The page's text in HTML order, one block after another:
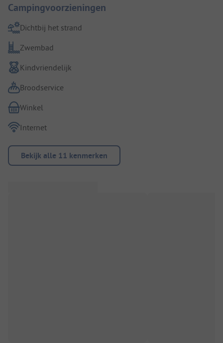
Campingvoorzieningen
Dichtbij het strand
Zwembad
Kindvriendelijk
Broodservice
Winkel
Internet
Bekijk alle 11 kenmerken